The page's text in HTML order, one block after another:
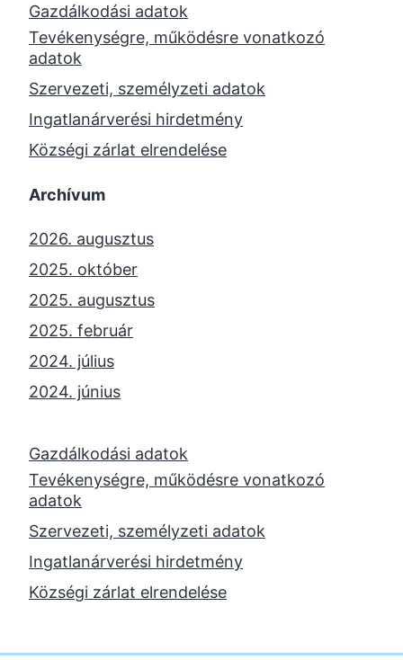
Gazdálkodási adatok
Tevékenységre, működésre vonatkozó
adatok
Szervezeti, személyzeti adatok
Ingatlanárverési hirdetmény
Községi zárlat elrendelése
Archívum
2026. augusztus
2025. október
2025. augusztus
2025. február
2024. július
2024. június
2024. április
2023. november
2023. október
2023. szeptember
2023. június
2023. február
Gazdálkodási adatok
Tevékenységre, működésre vonatkozó
adatok
Szervezeti, személyzeti adatok
Ingatlanárverési hirdetmény
Községi zárlat elrendelése